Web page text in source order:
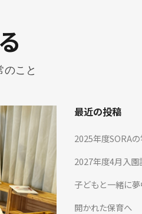
のこと
最近の投稿
2025年度SORA
2027年度4月入
子どもと一緒に
開かれた保育へ